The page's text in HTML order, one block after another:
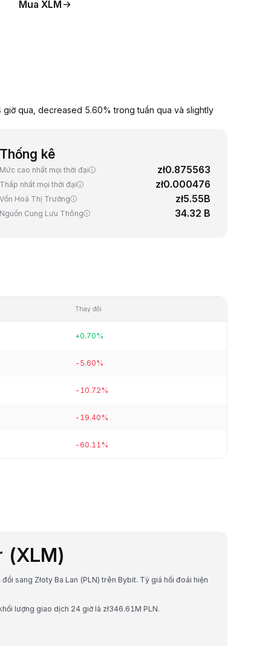
Mua XLM
qua, decreased 5.60% trong tuần qua và slightly
Thống kê
Mức cao nhất mọi thời đại zł0.875563
Thấp nhất mọi thời đại zł0.000476
Vốn Hoá Thị Trường zł5.55B
Nguồn Cung Lưu Thông 34.32 B
Thay đổi
+0.70%
-5.60%
-10.72%
-19.40%
-60.11%
(XLM)
sang Złoty Ba Lan (PLN) trên Bybit. Tỷ giá hối đoái hiện
lượng giao dịch 24 giờ là zł346.61M PLN.